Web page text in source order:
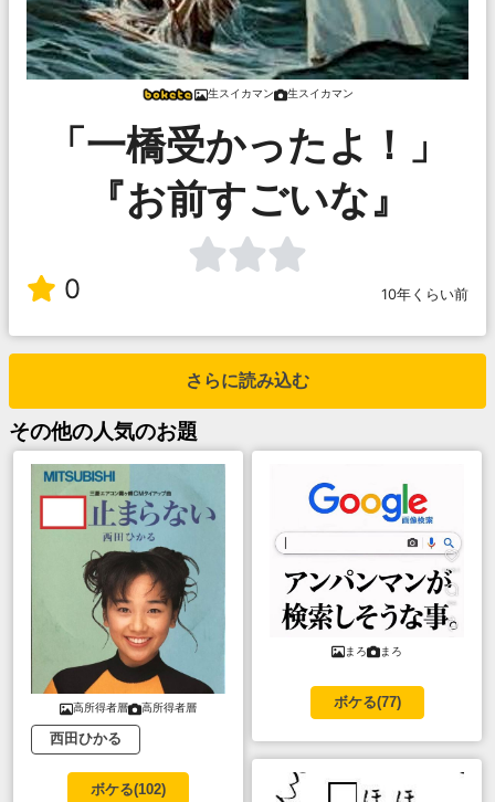
生スイカマン 生スイカマン
「一橋受かったよ！」
『お前すごいな』
0 10年くらい前
さらに読み込む
その他の人気のお題
高所得者層 高所得者層
西田ひかる
ボケる(102)
まろ まろ
ボケる(77)